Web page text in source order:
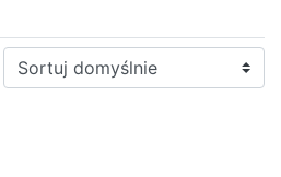
Sortuj: